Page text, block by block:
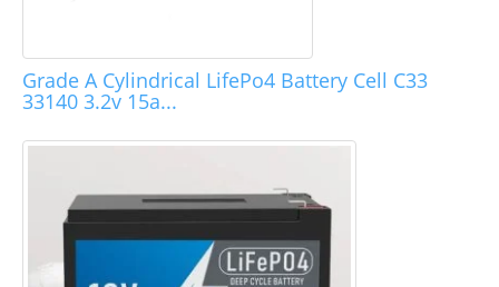
Grade A Cylindrical LifePo4 Battery Cell C33
33140 3.2v 15a...